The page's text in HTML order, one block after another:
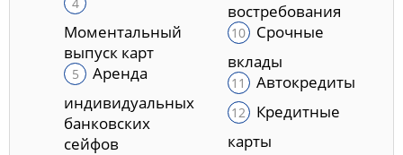
Моментальный
выпуск карт
Аренда
индивидуальных
банковских
сейфов
востребования
Срочные
вклады
Автокредиты
Кредитные
карты